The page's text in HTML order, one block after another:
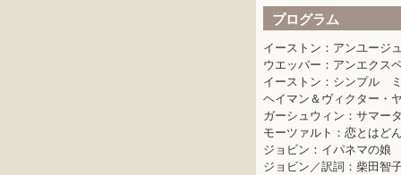
プログラム
イーストン：アンユージ
ウエッバー：アンエクス
イーストン：シンプル
ヘイマン＆ヴィクター・
ガーシュウィン：サマー
モーツァルト：恋とはど
ジョビン：イパネマの娘
ジョビン／訳詞：柴田智